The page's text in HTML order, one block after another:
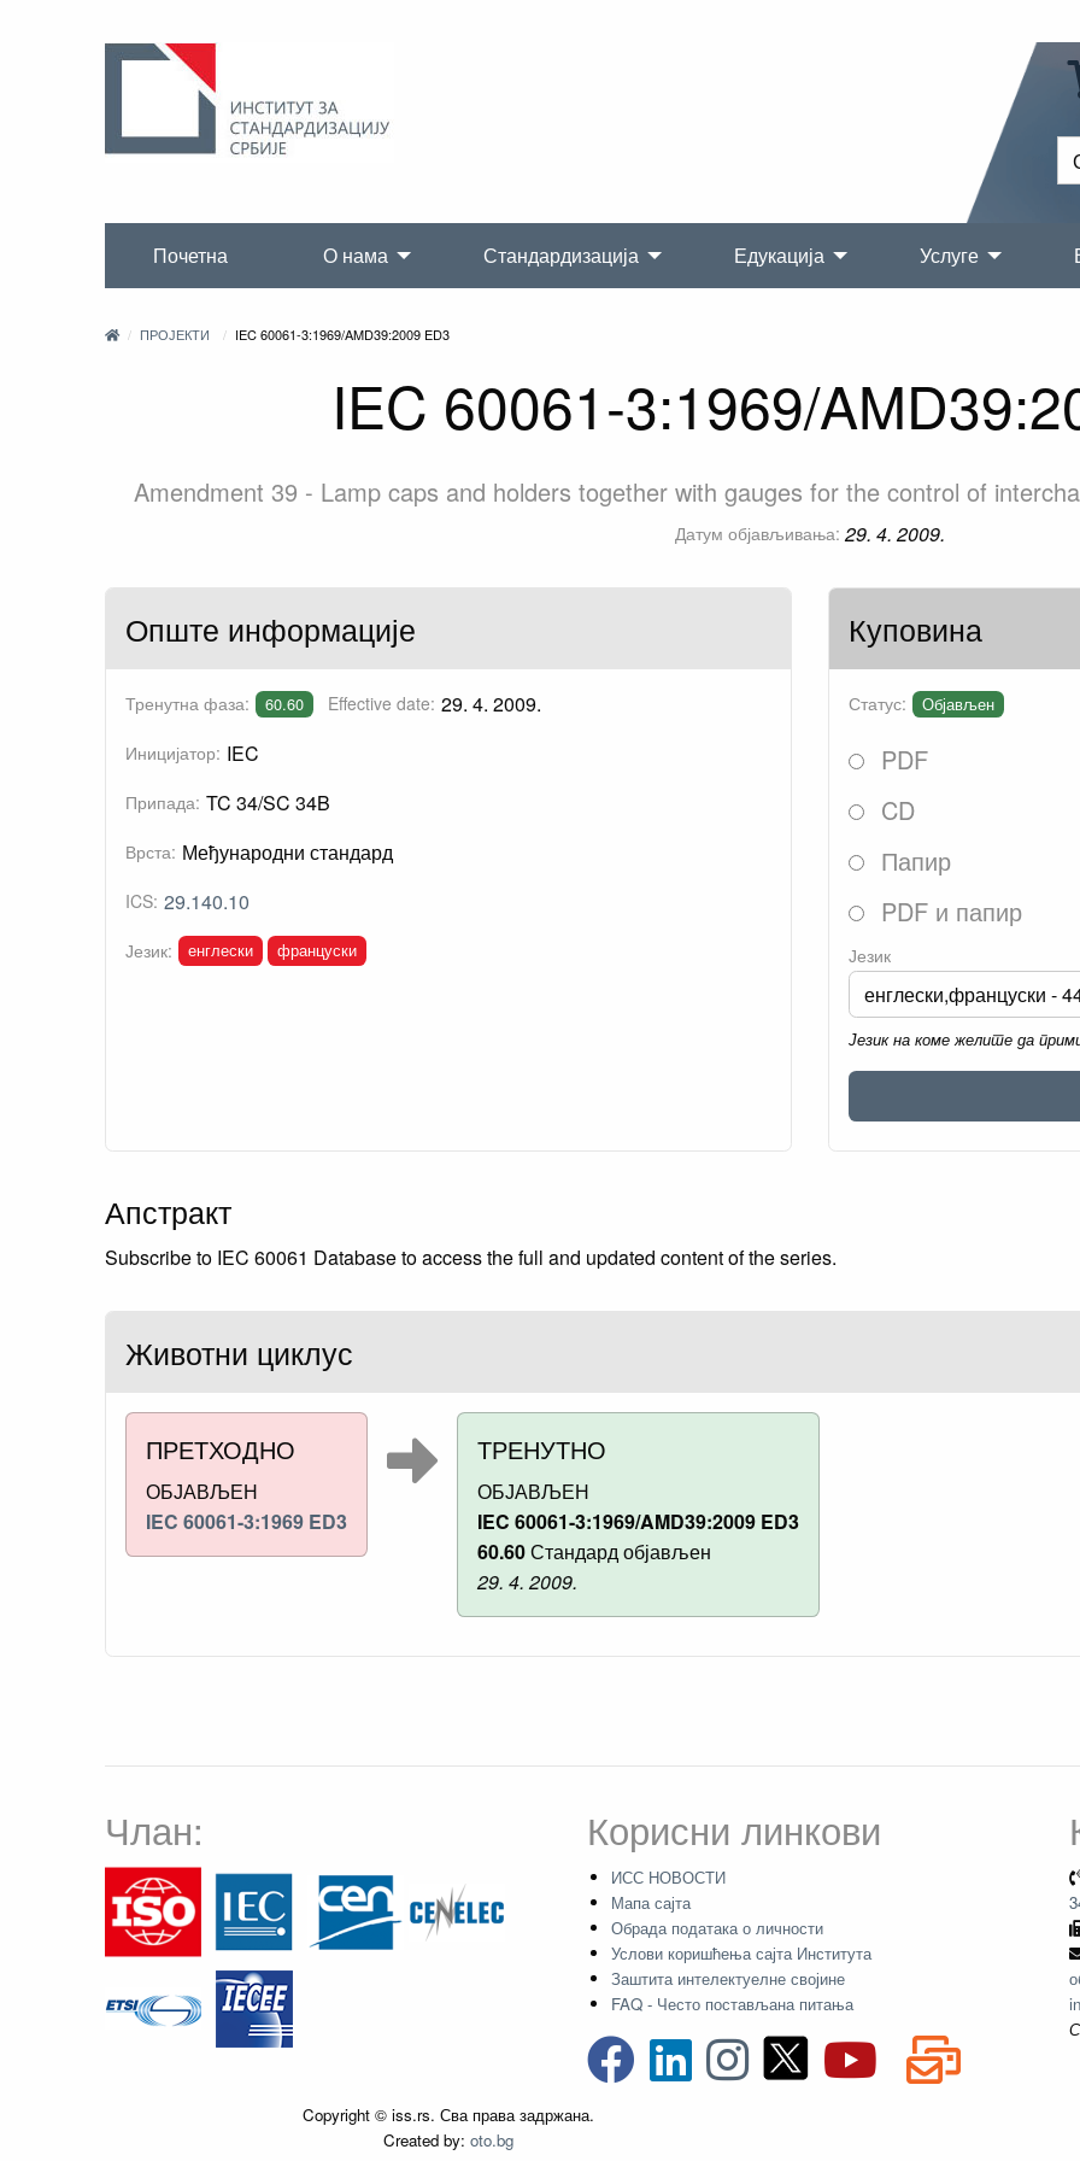
Почетна О нама Стандардизација Едукација Услуге
ПРОЈЕКТИ IEC 60061-3:1969/AMD39:2009 ED3
IEC 60061-3:1969/
Amendment 39 - Lamp caps and holders together with gauges for the control of
Датум објављивања: 29. 4. 2009.
Опште информације
Тренутна фаза: 60.60 Effective date: 29. 4. 2009.
Иницијатор: IEC
Припада: TC 34/SC 34B
Врста: Међународни стандард
ICS: 29.140.10
Језик: енглески француски
Куповина
Статус: Објављен
PDF
CD
Папир
PDF и папир
Језик
Језик на коме желите да
Апстракт
Subscribe to IEC 60061 Database to access the full and updated content of the series.
Животни циклус
ПРЕТХОДНО
ОБЈАВЉЕН
IEC 60061-3:1969 ED3
ТРЕНУТНО
ОБЈАВЉЕН
IEC 60061-3:1969/AMD39:2009 ED3
60.60Стандард објављен
29. 4. 2009.
Члан: Корисни линкови
ИСС НОВОСТИ
Мапа сајта
Обрада података о личности
Услови коришћења сајта Института
Заштита интелектуелне својине
FAQ - Често постављана питања
Copyright © iss.rs. Сва права задржана.
Created by: oto.bg